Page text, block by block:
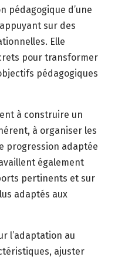
pédagogique d’une
sur des
Elle
pour transformer
pédagogiques
à construire un
à organiser les
progression adaptée
également
pertinents et sur
adaptés aux
l’adaptation au
ajuster